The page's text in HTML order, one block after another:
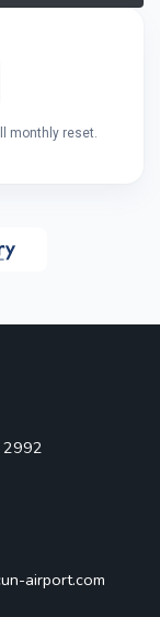
monthly reset.
airport.com